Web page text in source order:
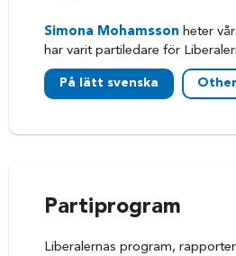
Simona Mohamsson heter
har varit partiledare för
På lätt svenska
Partiprogram
Liberalernas program,